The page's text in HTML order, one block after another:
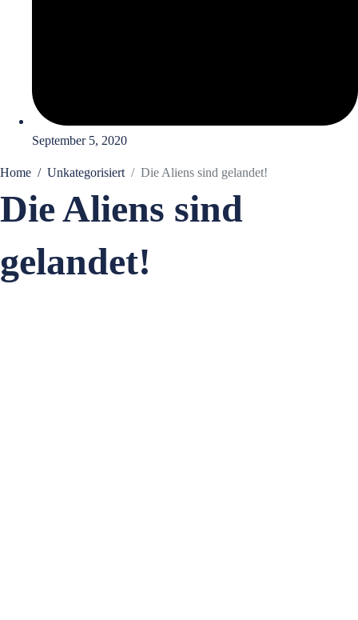
September 5, 2020
Home Unkategorisiert Die Aliens sind gelandet!
Die Aliens sind
gelandet!